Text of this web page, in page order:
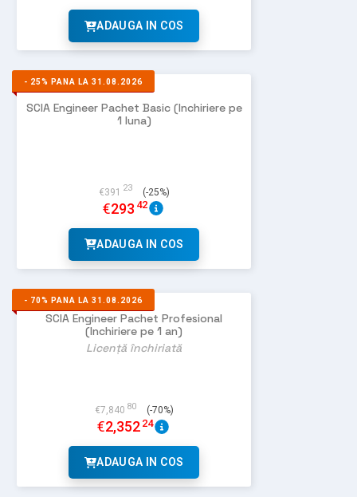
ADAUGA IN COS
- 25% PANA LA 31.08.2026
SCIA Engineer Pachet Basic (Inchiriere pe
1 luna)
€391 23 (-25%)
€293 42
ADAUGA IN COS
- 70% PANA LA 31.08.2026
SCIA Engineer Pachet Profesional
(Inchiriere pe 1 an)
Licență închiriată
€7,840 80 (-70%)
€2,352 24
ADAUGA IN COS